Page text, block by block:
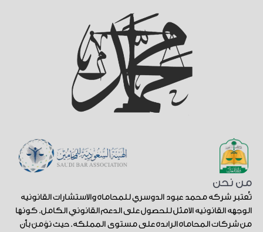
من نحن
تُعتبر شركة محمد عبود الدوسري للمحاماة والاستشارات القانونية
الوجهة القانونية الأمثل للحصول على الدعم القانوني الكامل. كونها
من شركات المحاماة الرائدة على مستوى المملكة. حيث نؤمن بأن